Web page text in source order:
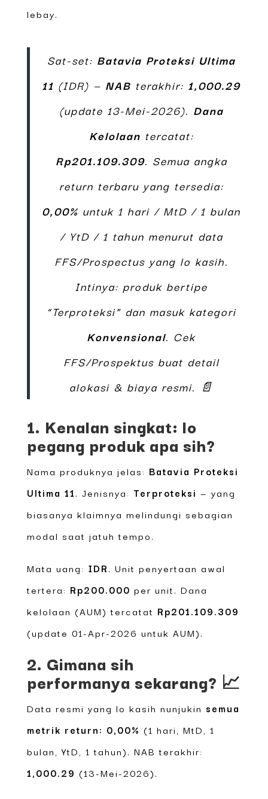
lebay.
Sat-set: Batavia Proteksi Ultima
11 (IDR) — NAB terakhir: 1,000.29
(update 13-Mei-2026). Dana
Kelolaan tercatat:
Rp201.109.309. Semua angka
return terbaru yang tersedia:
0,00% untuk 1 hari / MtD / 1 bulan
/ YtD / 1 tahun menurut data
FFS/Prospectus yang lo kasih.
Intinya: produk bertipe
“Terproteksi” dan masuk kategori
Konvensional. Cek
FFS/Prospektus buat detail
alokasi & biaya resmi. 📄
1. Kenalan singkat: lo
pegang produk apa sih?
Nama produknya jelas: Batavia Proteksi
Ultima 11. Jenisnya: Terproteksi — yang
biasanya klaimnya melindungi sebagian
modal saat jatuh tempo.
Mata uang: IDR. Unit penyertaan awal
tertera: Rp200.000 per unit. Dana
kelolaan (AUM) tercatat Rp201.109.309
(update 01-Apr-2026 untuk AUM).
2. Gimana sih
performanya sekarang? 📈
Data resmi yang lo kasih nunjukin semua
metrik return: 0,00% (1 hari, MtD, 1
bulan, YtD, 1 tahun). NAB terakhir:
1,000.29 (13-Mei-2026).